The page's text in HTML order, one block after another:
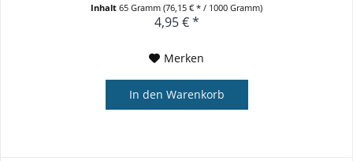
Inhalt65 Gramm(76,15 € * / 1000 Gramm)
4,95 € *
Merken
In den Warenkorb